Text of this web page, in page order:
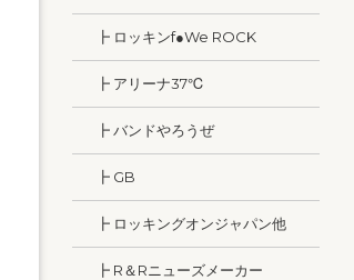
┣ ロッキンf●We ROCK
┣ アリーナ37℃
┣ バンドやろうぜ
┣ GB
┣ ロッキングオンジャパン他
┣ R＆Rニューズメーカー